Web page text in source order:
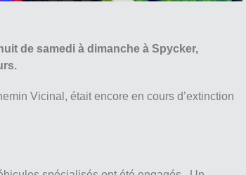
de samedi à dimanche à Spycker,
Vicinal, était encore en cours d’extinction